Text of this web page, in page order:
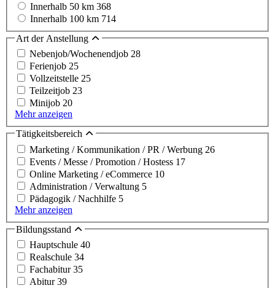
Innerhalb 50 km 368
Innerhalb 100 km 714
Art der Anstellung
Nebenjob/Wochenendjob 28
Ferienjob 25
Vollzeitstelle 25
Teilzeitjob 23
Minijob 20
Mehr anzeigen
Tätigkeitsbereich
Marketing / Kommunikation / PR / Werbung 26
Events / Messe / Promotion / Hostess 17
Online Marketing / eCommerce 10
Administration / Verwaltung 5
Pädagogik / Nachhilfe 5
Mehr anzeigen
Bildungsstand
Hauptschule 40
Realschule 34
Fachabitur35
Abitur39